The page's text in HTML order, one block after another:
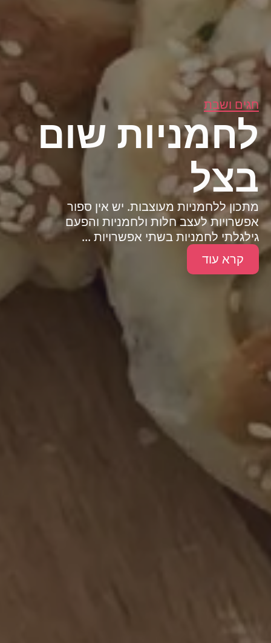
חגים ושבת
לחמניות שום
בצל
מתכון ללחמניות מעוצבות. יש אין ספור
אפשרויות לעצב חלות ולחמניות והפעם
גילגלתי לחמניות בשתי אפשרויות ...
קרא עוד